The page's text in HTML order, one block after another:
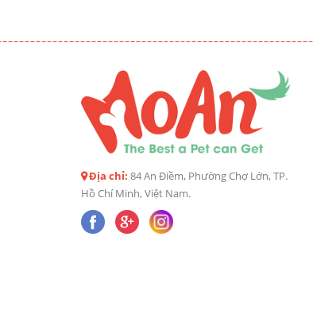
Địa chỉ: 84 An Điềm, Phường Chợ Lớn, TP.
Hồ Chí Minh, Việt Nam.